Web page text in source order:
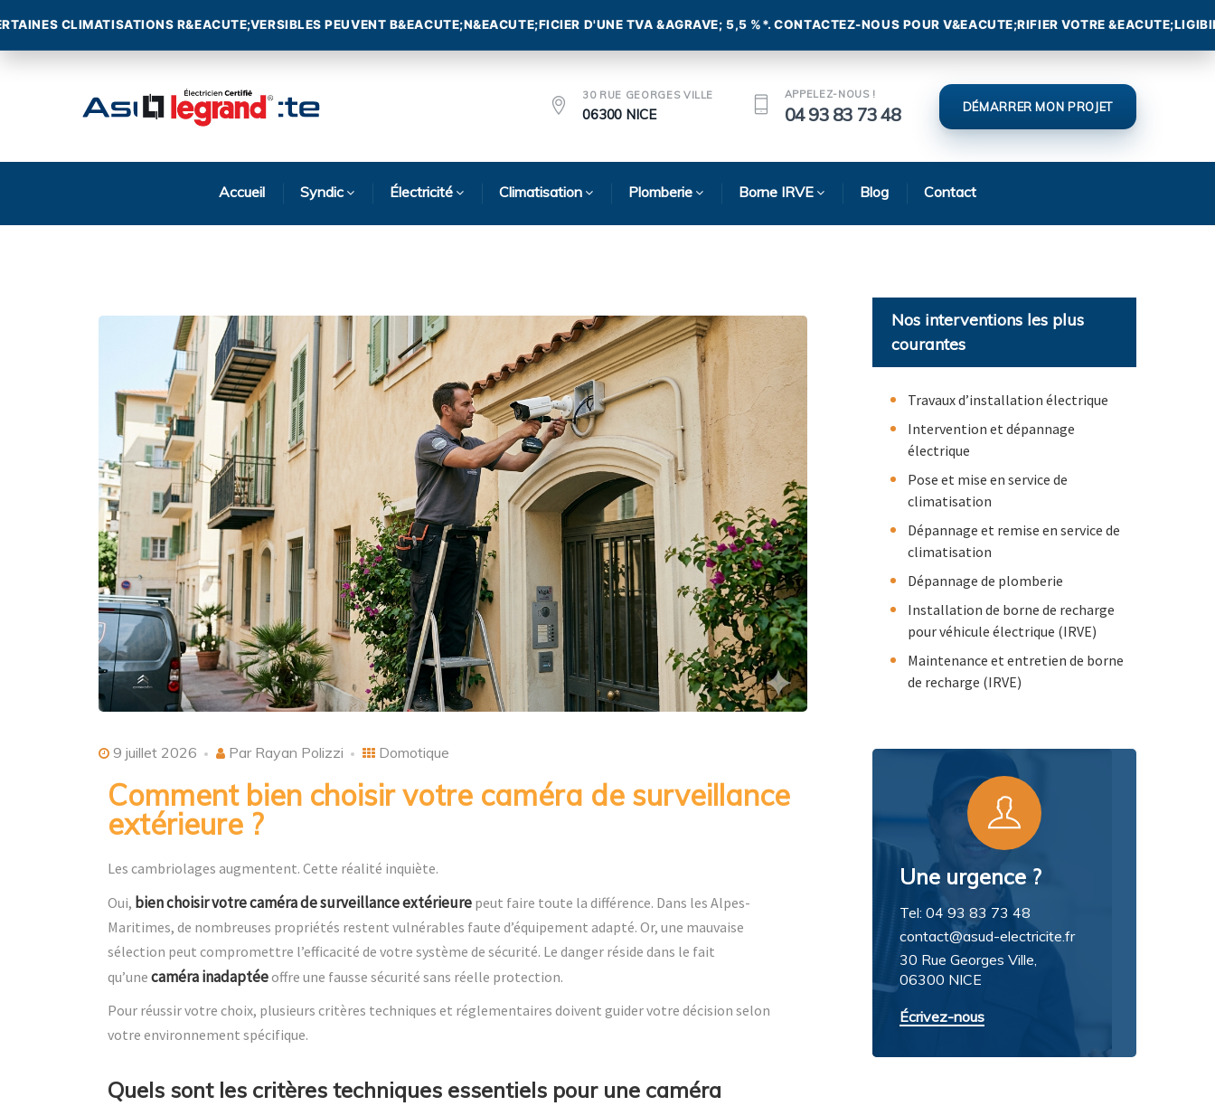
30 RUE GEORGES VILLE
06300 NICE
APPELEZ-NOUS !
04 93 83 73 48 DÉMARRER MON PROJET
Accueil Syndic Électricité Climatisation Plomberie Borne IRVE Blog Contact
9 juillet 2026 Par Rayan Polizzi Domotique
Comment bien choisir votre caméra de surveillance
extérieure ?
Les cambriolages augmentent. Cette réalité inquiète.
Oui, bien choisir votre caméra de surveillance extérieure peut faire toute la différence. Dans les Alpes-
Maritimes, de nombreuses propriétés restent vulnérables faute d’équipement adapté. Or, une mauvaise
sélection peut compromettre l’efficacité de votre système de sécurité. Le danger réside dans le fait
qu’une caméra inadaptéeoffre une fausse sécurité sans réelle protection.
Pour réussir votre choix, plusieurs critères techniques et réglementaires doivent guider votre décision selon
votre environnement spécifique.
Quels sont les critères techniques essentiels pour une caméra
Nos interventions les plus
courantes
Travaux d’installation électrique
Intervention et dépannage
électrique
Pose et mise en service de
climatisation
Dépannage et remise en service de
climatisation
Dépannage de plomberie
Installation de borne de recharge
pour véhicule électrique (IRVE)
Maintenance et entretien de borne
de recharge (IRVE)
Une urgence ?
Tel: 04 93 83 73 48
contact@asud-electricite.fr
30 Rue Georges Ville,
06300 NICE
Écrivez-nous